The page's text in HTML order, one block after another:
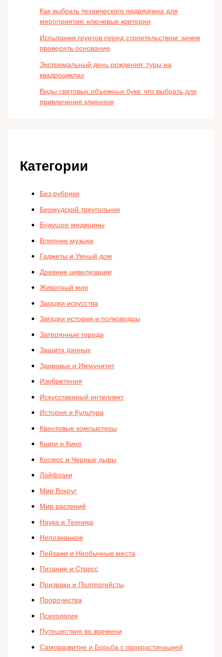
Как выбрать технического подрядчика для
мероприятия: ключевые критерии
Испытания грунтов перед строительством: зачем
проверять основание
Экстремальный день рождения: туры на
квадроциклах
Виды световых объемных букв: что выбрать для
привлечения клиентов
Категории
Без рубрики
Бермудский треугольник
Будущее медицины
Влияние музыки
Гаджеты и Умный дом
Древние цивилизации
Животный мир
Загадки искусства
Загадки истории и полководцы
Затерянные города
Защита данных
Здоровье и Иммунитет
Изобретения
Искусственный интеллект
История и Культура
Квантовые компьютеры
Книги и Кино
Космос и Черные дыры
Лайфхаки
Мир Вокруг
Мир растений
Наука и Техника
Непознанное
Пейзажи и Необычные места
Питание и Стресс
Призраки и Полтергейсты
Пророчества
Психология
Путешествия во времени
Саморазвитие и Борьба с прокрастинацией